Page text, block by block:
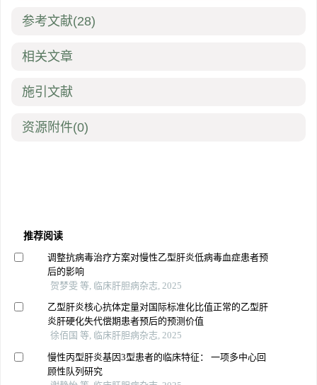
参考文献(28)
相关文章
施引文献
资源附件(0)
推荐阅读
调整抗病毒治疗方案对慢性乙型肝炎低病毒血症患者预
后的影响
贺梦雯 等, 临床肝胆病杂志, 2025
乙型肝炎核心抗体定量对国际标准化比值正常的乙型肝
炎肝硬化失代偿期患者预后的预测价值
徐佰国 等, 临床肝胆病杂志, 2025
慢性丙型肝炎基因3型患者的临床特征： 一项多中心回
顾性队列研究